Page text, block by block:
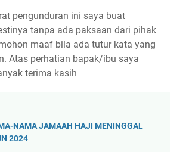
pengunduran ini saya buat
tanpa ada paksaan dari pihak
maaf bila ada tutur kata yang
Atas perhatian bapak/ibu saya
terima kasih
NAMA JAMAAH HAJI MENINGGAL
2024